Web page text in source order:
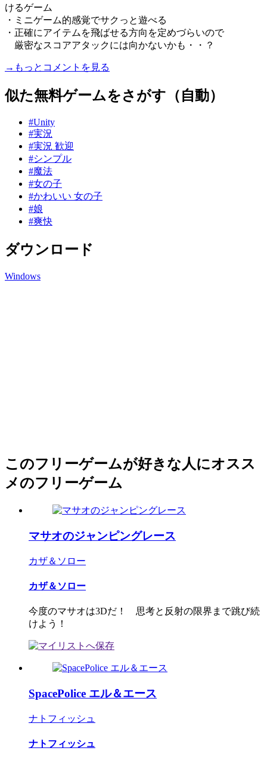
けるゲーム
・ミニゲーム的感覚でサクっと遊べる
・正確にアイテムを飛ばせる方向を定めづらいので
厳密なスコアアタックには向かないかも・・？
→もっとコメントを見る
似た無料ゲームをさがす（自動）
#Unity
#実況
#実況 歓迎
#シンプル
#魔法
#女の子
#かわいい 女の子
#娘
#爽快
ダウンロード
Windows
このフリーゲームが好きな人にオスス
メのフリーゲーム
マサオのジャンピングレース
カザ＆ソロー
カザ＆ソロー
今度のマサオは3Dだ！ 思考と反射の限界まで跳び続
けよう！
SpacePolice エル＆エース
ナトフィッシュ
ナトフィッシュ